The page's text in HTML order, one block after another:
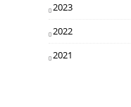
2023
2022
2021